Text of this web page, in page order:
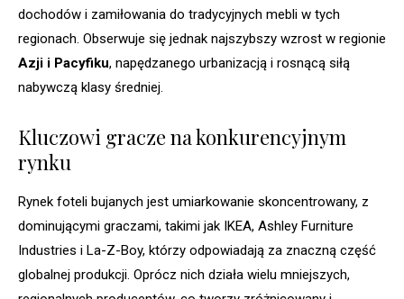
dochodów i zamiłowania do tradycyjnych mebli w tych
regionach. Obserwuje się jednak najszybszy wzrost w regionie
Azji i Pacyfiku, napędzanego urbanizacją i rosnącą siłą
nabywczą klasy średniej.
Kluczowi gracze na konkurencyjnym
rynku
Rynek foteli bujanych jest umiarkowanie skoncentrowany, z
dominującymi graczami, takimi jak IKEA, Ashley Furniture
Industries i La-Z-Boy, którzy odpowiadają za znaczną część
globalnej produkcji. Oprócz nich działa wielu mniejszych,